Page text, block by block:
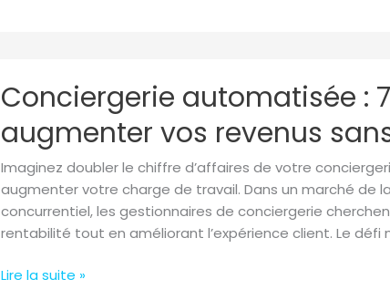
remédier)
Conciergerie automatisée :
augmenter vos revenus
Imaginez doubler le chiffre d’affaires de votre
augmenter votre charge de travail. Dans un marché de
concurrentiel, les gestionnaires de conciergerie
rentabilité tout en améliorant l’expérience client. Le
automatisée
7
pour
augmenter
vos
revenus
sans
Lire la suite »